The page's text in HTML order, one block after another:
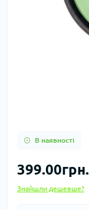
В наявності
399.00грн.
Знайшли дешевше?